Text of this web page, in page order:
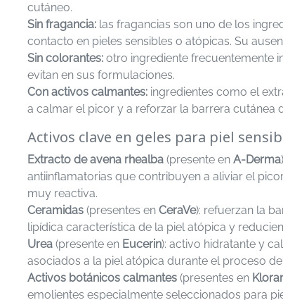
cutáneo.
Sin fragancia: las fragancias son uno de los
contacto en pieles sensibles o atópicas. Su
Sin colorantes: otro ingrediente frecuentemente
evitan en sus formulaciones.
Con activos calmantes: ingredientes como el
a calmar el picor y a reforzar la barrera cutánea
Activos clave en geles para piel
Extracto de avena rhealba (presente en A-Derma
antiinflamatorias que contribuyen a aliviar el
muy reactiva.
Ceramidas (presentes en CeraVe): refuerzan la
lipídica característica de la piel atópica y
Urea (presente en Eucerin): activo hidratante y
asociados a la piel atópica durante el proceso de
Activos botánicos calmantes (presentes en
emolientes especialmente seleccionados para